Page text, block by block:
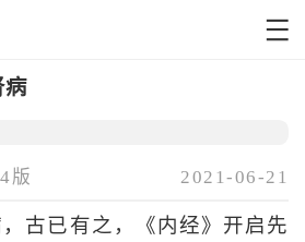
病
版 2021-06-21
古已有之，《内经》开启先